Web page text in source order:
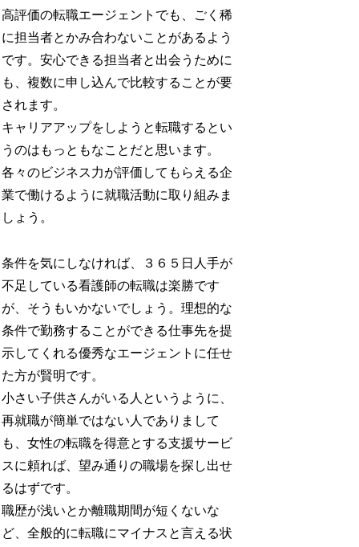
高評価の転職エージェントでも、ごく稀
に担当者とかみ合わないことがあるよう
です。安心できる担当者と出会うために
も、複数に申し込んで比較することが要
されます。
キャリアアップをしようと転職するとい
うのはもっともなことだと思います。
各々のビジネス力が評価してもらえる企
業で働けるように就職活動に取り組みま
しょう。
条件を気にしなければ、３６５日人手が
不足している看護師の転職は楽勝です
が、そうもいかないでしょう。理想的な
条件で勤務することができる仕事先を提
示してくれる優秀なエージェントに任せ
た方が賢明です。
小さい子供さんがいる人というように、
再就職が簡単ではない人でありまして
も、女性の転職を得意とする支援サービ
スに頼れば、望み通りの職場を探し出せ
るはずです。
職歴が浅いとか離職期間が短くないな
ど、全般的に転職にマイナスと言える状